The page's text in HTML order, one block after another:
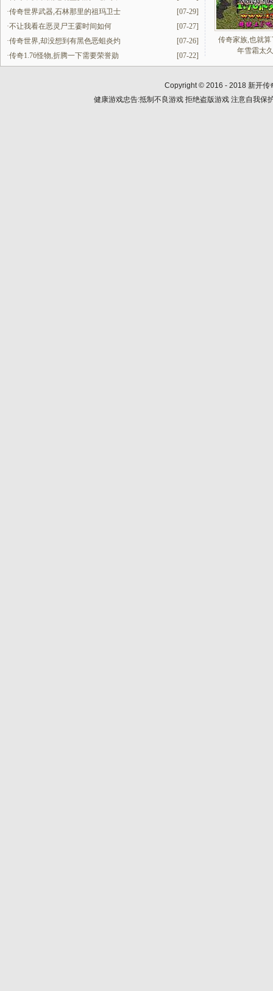
[07-29]
·传奇世界武器,石林那里的祖玛卫士
[07-27]
·不让我看在恶灵尸王霎时间如何
[07-26]
·传奇世界,却没想到有黑色恶蛆炎灼
[07-22]
·传奇1.76怪物,折腾一下需要荣誉勋
传奇家族,也就算
年雪霜太
Copyright © 2016 - 2018 新开传
健康游戏忠告:抵制不良游戏 拒绝盗版游戏 注意自我保